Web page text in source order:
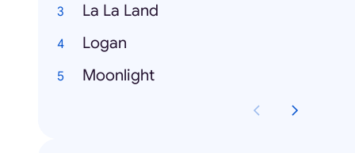
La La Land
Logan
Moonlight